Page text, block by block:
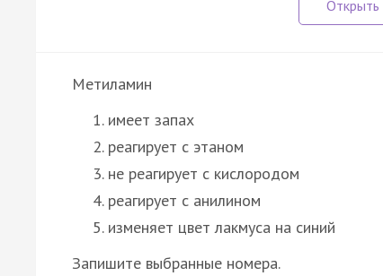
Метиламин
имеет запах
реагирует с этаном
не реагирует с кислородом
реагирует с анилином
изменяет цвет лакмуса на синий
Запишите выбранные номера.